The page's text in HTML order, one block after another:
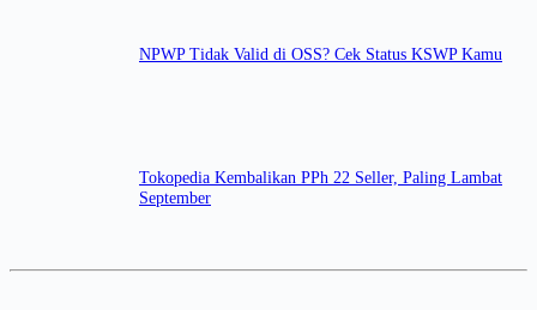
NPWP Tidak Valid di OSS? Cek Status KSWP Kamu
Tokopedia Kembalikan PPh 22 Seller, Paling Lambat
September